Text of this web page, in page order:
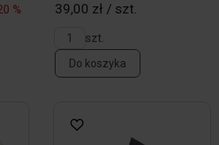
%
39,00 zł / szt.
szt.
Do koszyka